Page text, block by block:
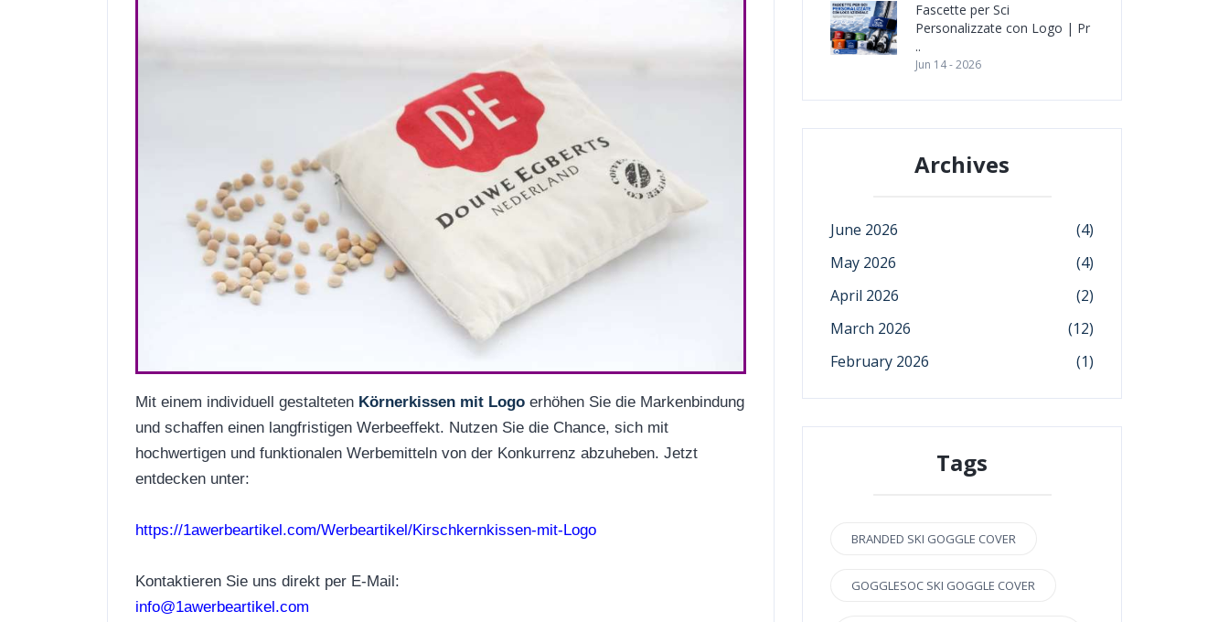
Mit einem individuell gestalteten Körnerkissen mit Logo erhöhen Sie die Markenbindung
und schaffen einen langfristigen Werbeeffekt. Nutzen Sie die Chance, sich mit
hochwertigen und funktionalen Werbemitteln von der Konkurrenz abzuheben. Jetzt
entdecken unter:
https://1awerbeartikel.com/Werbeartikel/Kirschkernkissen-mit-Logo
Kontaktieren Sie uns direkt per E-Mail:
info@1awerbeartikel.com
Fascette per Sci
Personalizzate con Logo | Pr
..
Jun 14 - 2026
Archives
June 2026
(4)
May 2026
(4)
April 2026
(2)
March 2026
(12)
February 2026
(1)
Tags
BRANDED SKI GOGGLE COVER
GOGGLESOC SKI GOGGLE COVER